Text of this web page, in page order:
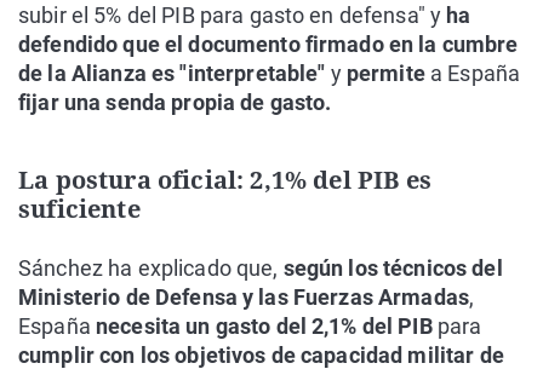
subir el 5% del PIB para gasto en defensa" y ha
defendido que el documento firmado en la cumbre
de la Alianza es "interpretable" y permite a España
fijar una senda propia de gasto.
La postura oficial: 2,1% del PIB es
suficiente
Sánchez ha explicado que, según los técnicos del
Ministerio de Defensa y las Fuerzas Armadas,
España necesita un gasto del 2,1% del PIBpara
cumplir con los objetivos de capacidad militar de